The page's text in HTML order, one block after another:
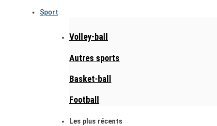
Sport
Volley-ball
Autres sports
Basket-ball
Football
Les plus récents